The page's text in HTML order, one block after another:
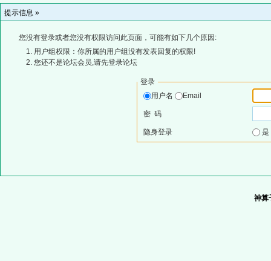
提示信息 »
您没有登录或者您没有权限访问此页面，可能有如下几个原因:
用户组权限：你所属的用户组没有发表回复的权限!
您还不是论坛会员,请先登录论坛
登录
用户名
Email
密 码
隐身登录
神算